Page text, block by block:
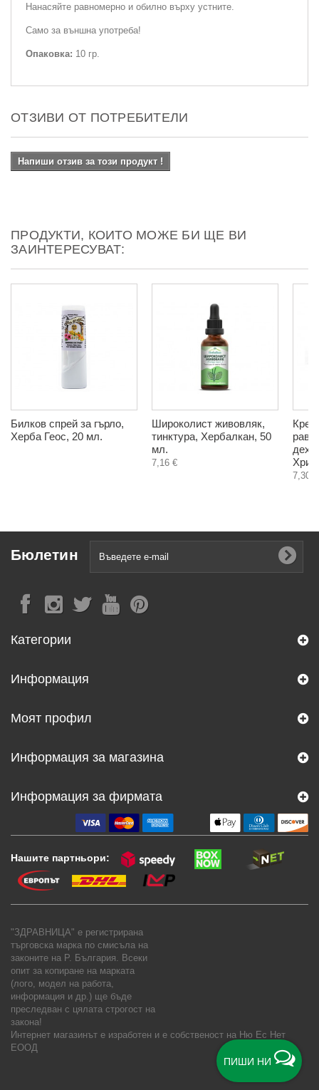
ПИШИ НИ
Нанасяйте равномерно и обилно върху устните.
Само за външна употреба!
Опаковка: 10 гр.
ОТЗИВИ ОТ ПОТРЕБИТЕЛИ
Напиши отзив за този продукт !
ПРОДУКТИ, КОИТО МОЖЕ БИ ЩЕ ВИ
ЗАИНТЕРЕСУВАТ:
Билков спрей за гърло,
Херба Геос, 20 мл.
Широколист живовляк,
тинктура, Хербалкан, 50
мл.
7,16 €
7,30 €
Бюлетин
Категории
Информация
Моят профил
Информация за магазина
Информация за фирмата
Нашите партньори:
"ЗДРАВНИЦА" е регистрирана
търговска марка по смисъла на
законите на Р. България. Всеки
опит за копиране на марката
(лого, модел на работа,
информация и др.) ще бъде
преследван с цялата строгост на
закона!
Интернет магазинът е изработен и е собственост на Ню Ес Нет
ЕООД